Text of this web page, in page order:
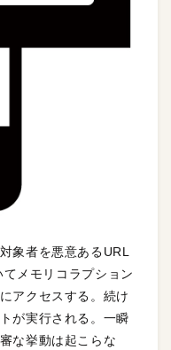
象者を悪意あるURL
メモリコラプション
アクセスする。続け
が実行される。一瞬
な挙動は起こらな